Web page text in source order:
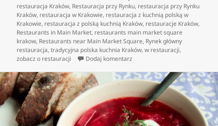
restauracja Kraków, Restauracja przy Rynku, restauracja przy Rynku
Kraków, restauracja w Krakowie, restauracja z kuchnią polską w
Krakowie, restauracja z polską kuchnią Kraków, restauracje Kraków,
Restaurants in Main Market, restaurants main market square
krakow, Restaurants near Main Market Square, Rynek główny
restauracja,tradycyjna polska kuchnia Kraków,w restauracji,
zobacz o restauracji
Dodaj komentarz